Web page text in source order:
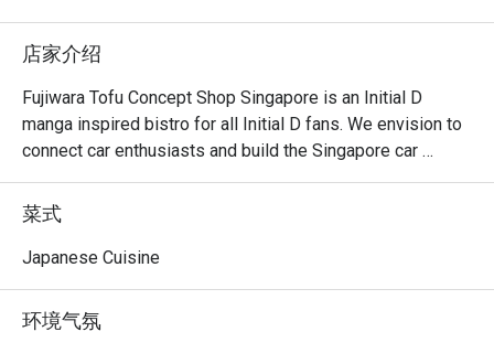
店家介绍
Fujiwara Tofu Concept Shop Singapore is an Initial D
manga inspired bistro for all Initial D fans. We envision to
connect car enthusiasts and build the Singapore car
community, by bringing people that are driving different
makes of cars together. Hang out with us after dinner as
we are open past the wee hours until 2am.
菜式
Japanese Cuisine
环境气氛